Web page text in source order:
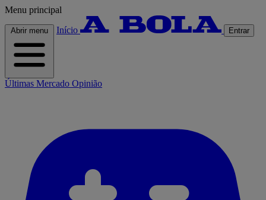
Menu principal
Abrir menu Início Entrar
Últimas Mercado Opinião